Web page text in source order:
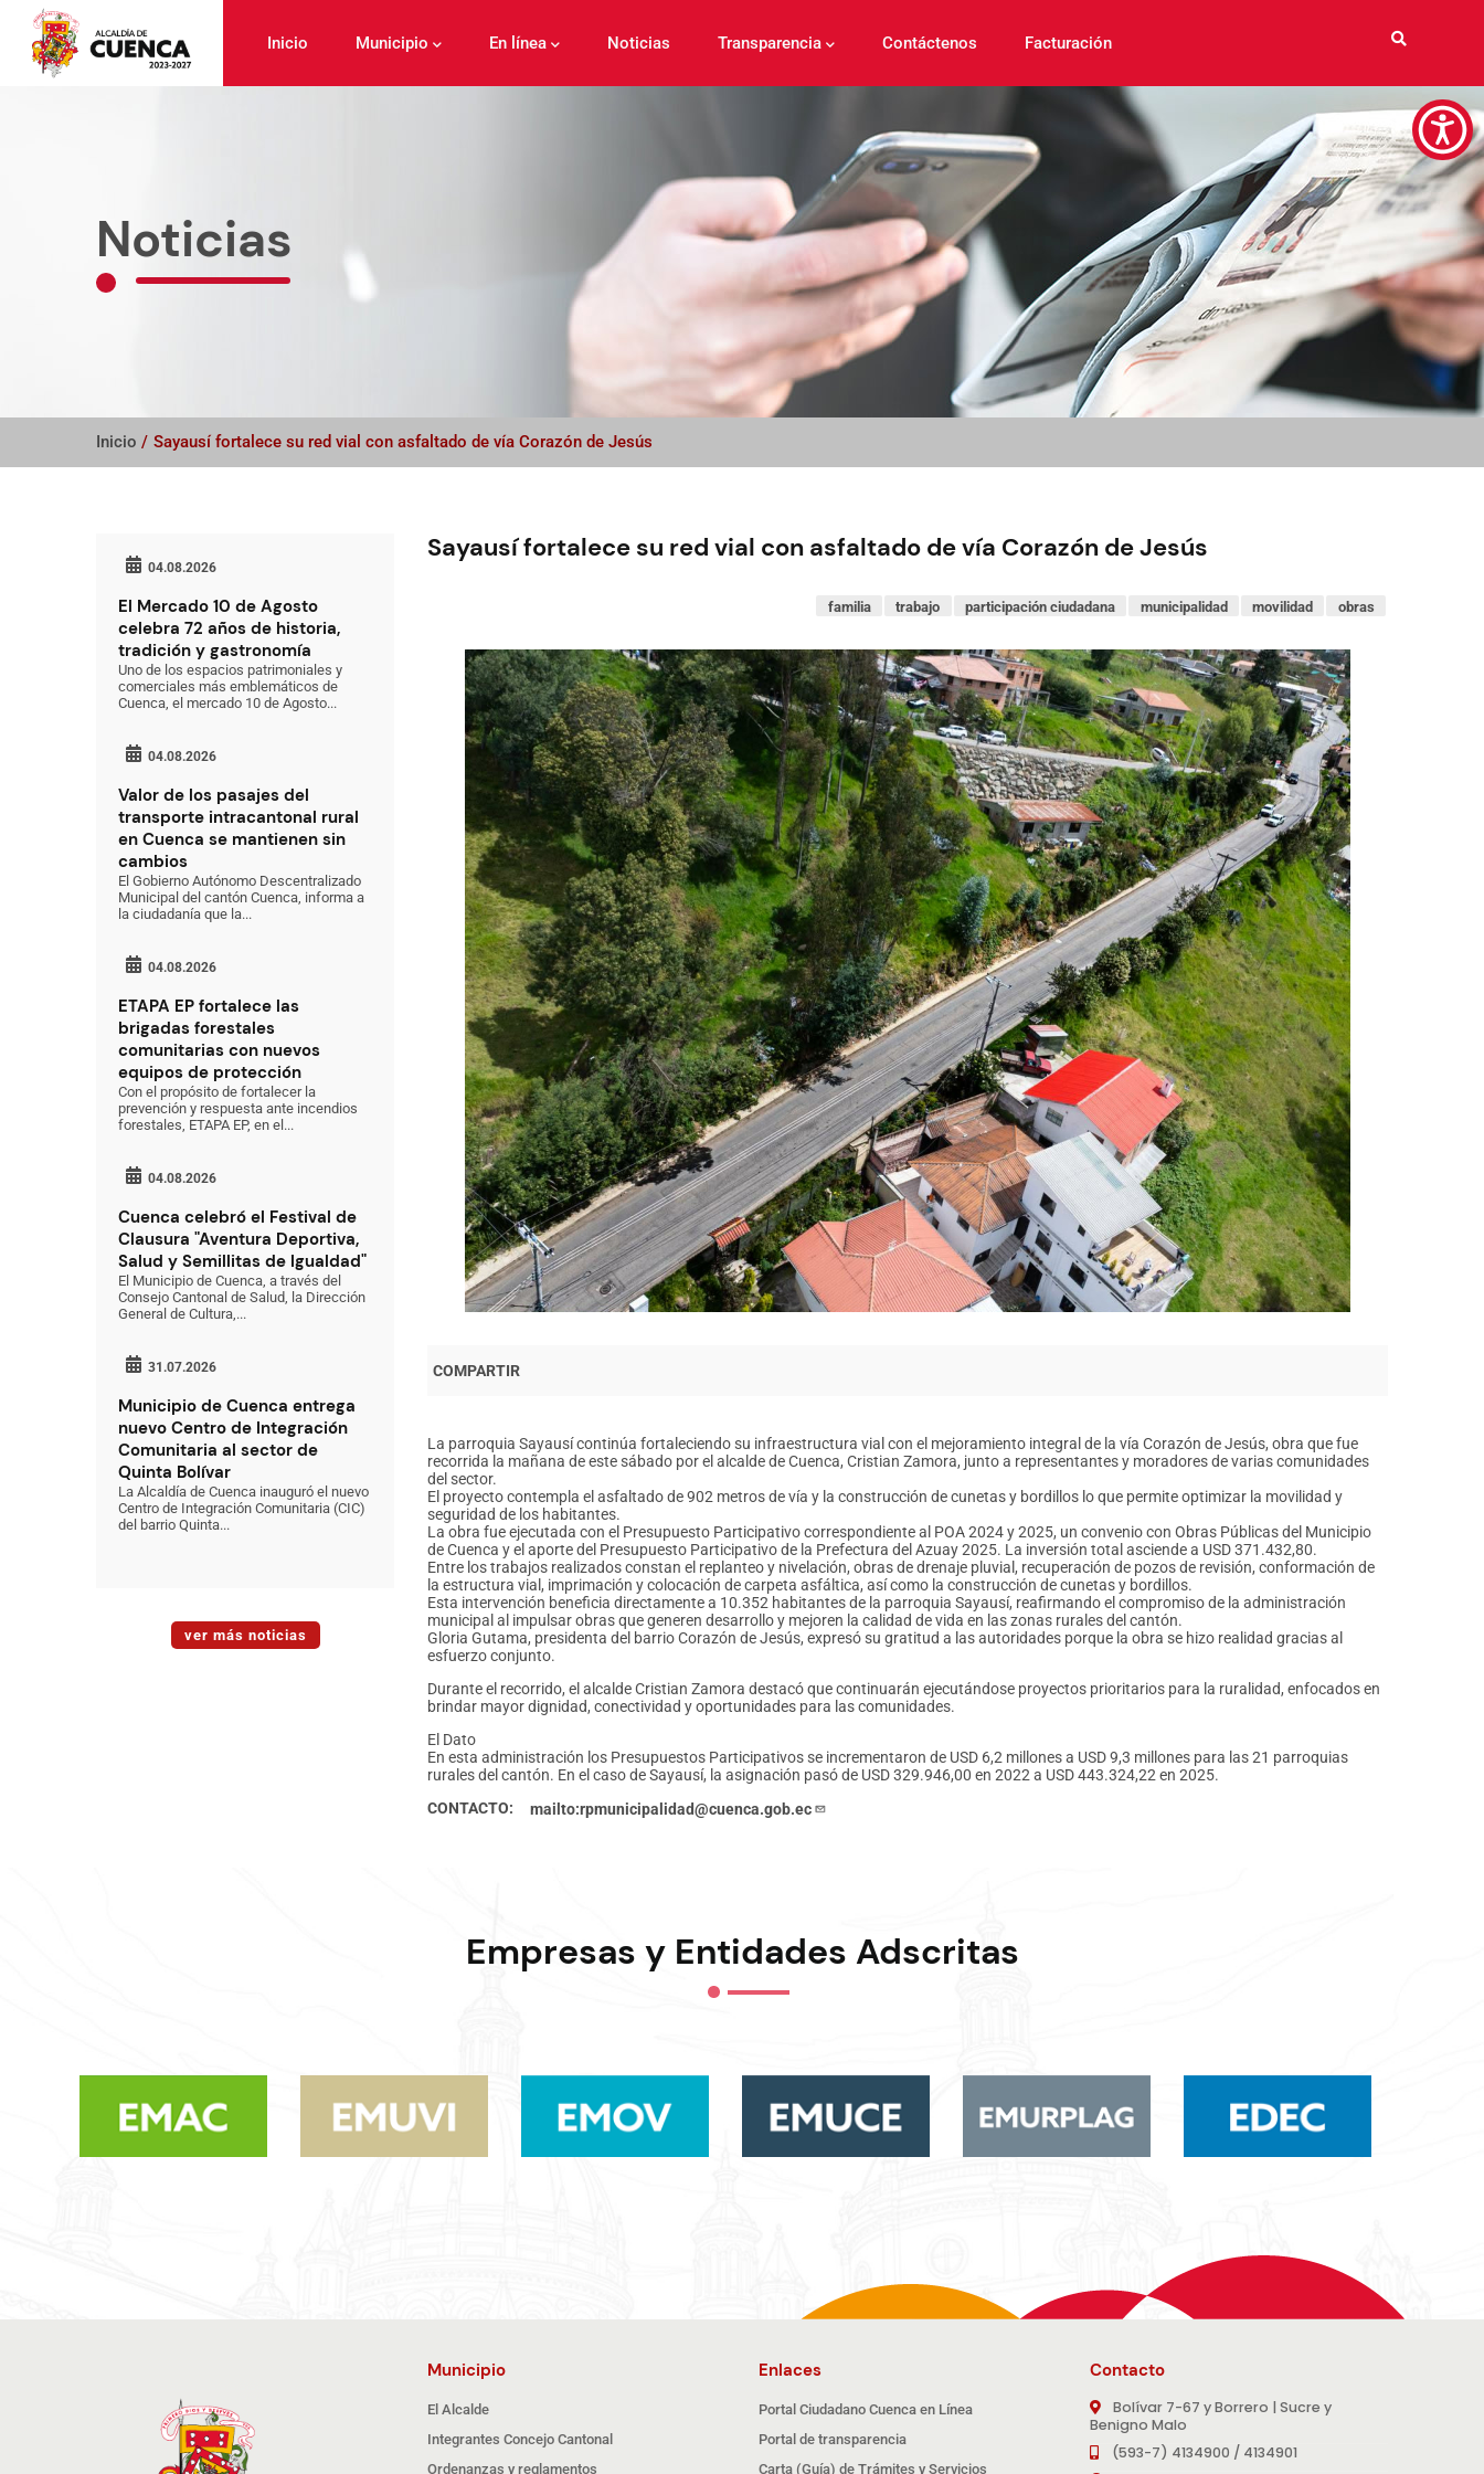
contenido
principal
Inicio Municipio En línea Noticias Transparencia Contáctenos Facturación
Noticias
Inicio / Sayausí fortalece su red vial con asfaltado de vía Corazón de Jesús
Sayausí fortalece su red vial con asfaltado de vía Corazón de Jesús
obras
movilidad
municipalidad
participación ciudadana
trabajo
familia
La parroquia Sayausí continúa fortaleciendo su infraestructura vial con el mejoramiento integral de la vía Corazón de Jesús, obra que fue
recorrida la mañana de este sábado por el alcalde de Cuenca, Cristian Zamora, junto a representantes y moradores de varias comunidades
del sector.
El proyecto contempla el asfaltado de 902 metros de vía y la construcción de cunetas y bordillos lo que permite optimizar la movilidad y
seguridad de los habitantes.
La obra fue ejecutada con el Presupuesto Participativo correspondiente al POA 2024 y 2025, un convenio con Obras Públicas del Municipio
de Cuenca y el aporte del Presupuesto Participativo de la Prefectura del Azuay 2025. La inversión total asciende a USD 371.432,80.
Entre los trabajos realizados constan el replanteo y nivelación, obras de drenaje pluvial, recuperación de pozos de revisión, conformación de
la estructura vial, imprimación y colocación de carpeta asfáltica, así como la construcción de cunetas y bordillos.
Esta intervención beneficia directamente a 10.352 habitantes de la parroquia Sayausí, reafirmando el compromiso de la administración
municipal al impulsar obras que generen desarrollo y mejoren la calidad de vida en las zonas rurales del cantón.
Gloria Gutama, presidenta del barrio Corazón de Jesús, expresó su gratitud a las autoridades porque la obra se hizo realidad gracias al
esfuerzo conjunto.
Durante el recorrido, el alcalde Cristian Zamora destacó que continuarán ejecutándose proyectos prioritarios para la ruralidad, enfocados en
brindar mayor dignidad, conectividad y oportunidades para las comunidades.
El Dato
En esta administración los Presupuestos Participativos se incrementaron de USD 6,2 millones a USD 9,3 millones para las 21 parroquias
rurales del cantón. En el caso de Sayausí, la asignación pasó de USD 329.946,00 en 2022 a USD 443.324,22 en 2025.
CONTACTO
mailto:rpmunicipalidad@cuenca.gob.ec
04.08.2026
El Mercado 10 de Agosto
celebra 72 años de historia,
tradición y gastronomía
Uno de los espacios patrimoniales y
comerciales más emblemáticos de
Cuenca, el mercado 10 de Agosto...
04.08.2026
Valor de los pasajes del
transporte intracantonal rural
en Cuenca se mantienen sin
cambios
El Gobierno Autónomo Descentralizado
Municipal del cantón Cuenca, informa a
la ciudadanía que la...
04.08.2026
ETAPA EP fortalece las
brigadas forestales
comunitarias con nuevos
equipos de protección
Con el propósito de fortalecer la
prevención y respuesta ante incendios
forestales, ETAPA EP, en el...
04.08.2026
Cuenca celebró el Festival de
Clausura "Aventura Deportiva,
Salud y Semillitas de Igualdad"
El Municipio de Cuenca, a través del
Consejo Cantonal de Salud, la Dirección
General de Cultura,...
31.07.2026
Municipio de Cuenca entrega
nuevo Centro de Integración
Comunitaria al sector de
Quinta Bolívar
La Alcaldía de Cuenca inauguró el nuevo
Centro de Integración Comunitaria (CIC)
del barrio Quinta...
ver más noticias
Empresas y Entidades Adscritas
Municipio
El Alcalde
Integrantes Concejo Cantonal
Ordenanzas y reglamentos
Enlaces
Portal Ciudadano Cuenca en Línea
Portal de transparencia
Carta (Guía) de Trámites y Servicios
Contacto
Bolívar 7-67 y Borrero | Sucre y
Benigno Malo
(593-7) 4134900 / 4134901